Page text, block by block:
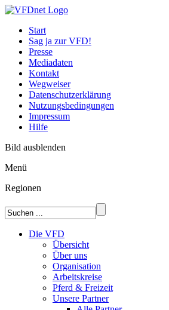
Start
Sag ja zur VFD!
Presse
Mediadaten
Kontakt
Wegweiser
Datenschutzerklärung
Nutzungsbedingungen
Impressum
Hilfe
Bild ausblenden
Menü
Regionen
Die VFD
Übersicht
Über uns
Organisation
Arbeitskreise
Pferd & Freizeit
Unsere Partner